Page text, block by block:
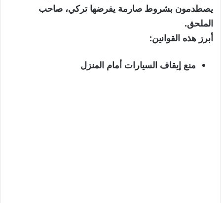
يصطدمون بشروط صارمة يفرضها تركي، صاحب
الملحق.
أبرز هذه القوانين:
منع إيقاف السيارات أمام المنزل